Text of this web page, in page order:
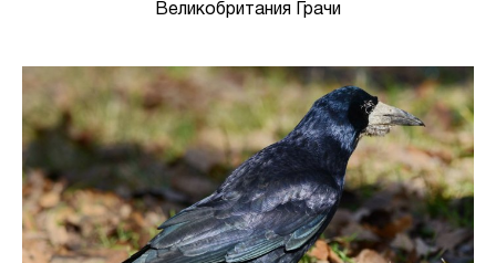
Великобритания Грачи